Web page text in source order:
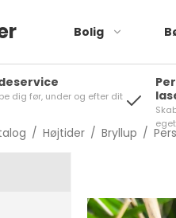
Bolig
Stanley
dig før, under og efter dit
/ Højtider / Bryllup /